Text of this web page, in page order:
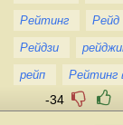
Рейтинг Рейд
Рейдзи
рейп
Рейтинг
-34